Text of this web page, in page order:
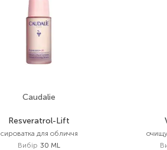
Caudalie
Resveratrol-Lift
сироватка для обличчя
Вибір 30 ML